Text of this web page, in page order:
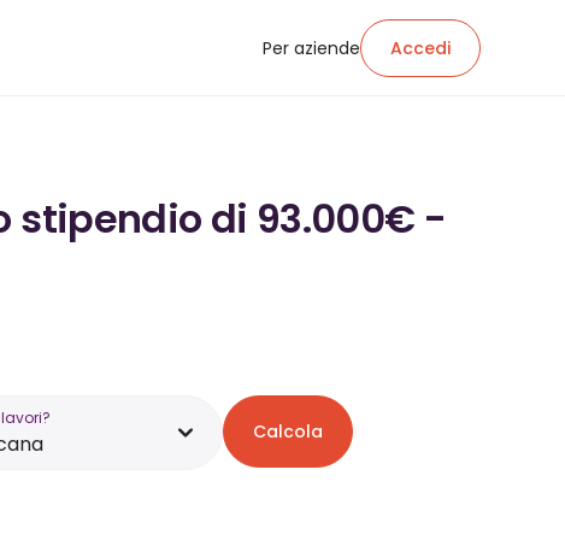
Per aziende Accedi
stipendio di 93.000€ -
Calcola